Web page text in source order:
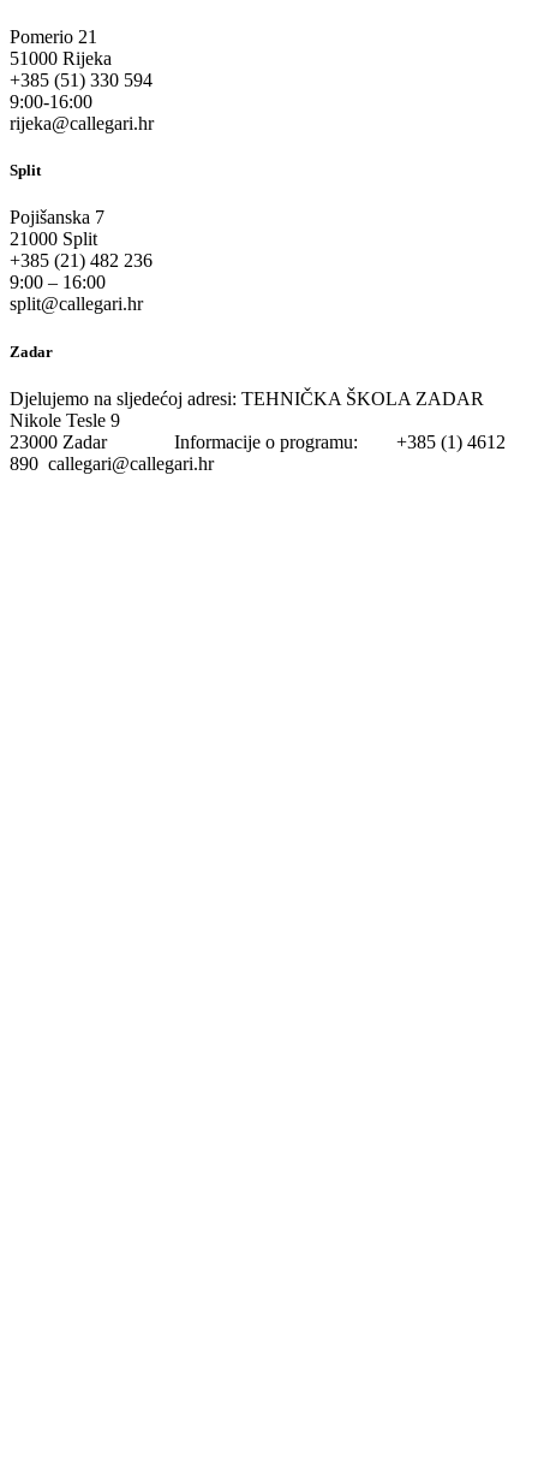
Pomerio 21
51000 Rijeka
+385 (51) 330 594
9:00-16:00
rijeka@callegari.hr
Split
Pojišanska 7
21000 Split
+385 (21) 482 236
9:00 – 16:00
split@callegari.hr
Zadar
Djelujemo na sljedećoj adresi: TEHNIČKA ŠKOLA ZADAR
Nikole Tesle 9
23000 Zadar Informacije o programu: +385 (1) 4612
890 callegari@callegari.hr